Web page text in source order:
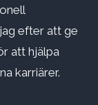
efter att ge
att hjälpa
karriärer.